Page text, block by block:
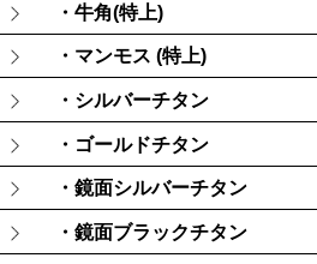
・牛角(特上)
・マンモス (特上)
・シルバーチタン
・ゴールドチタン
・鏡面シルバーチタン
・鏡面ブラックチタン